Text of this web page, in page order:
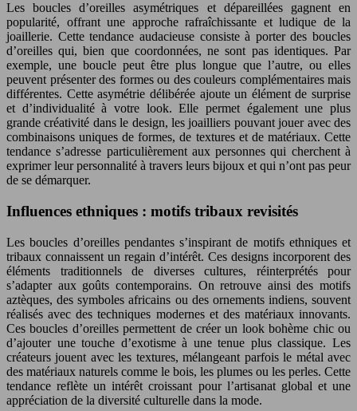
Les boucles d’oreilles asymétriques et dépareillées gagnent en
popularité, offrant une approche rafraîchissante et ludique de la
joaillerie. Cette tendance audacieuse consiste à porter des boucles
d’oreilles qui, bien que coordonnées, ne sont pas identiques. Par
exemple, une boucle peut être plus longue que l’autre, ou elles
peuvent présenter des formes ou des couleurs complémentaires mais
différentes. Cette asymétrie délibérée ajoute un élément de surprise
et d’individualité à votre look. Elle permet également une plus
grande créativité dans le design, les joailliers pouvant jouer avec des
combinaisons uniques de formes, de textures et de matériaux. Cette
tendance s’adresse particulièrement aux personnes qui cherchent à
exprimer leur personnalité à travers leurs bijoux et qui n’ont pas peur
de se démarquer.
Influences ethniques : motifs tribaux revisités
Les boucles d’oreilles pendantes s’inspirant de motifs ethniques et
tribaux connaissent un regain d’intérêt. Ces designs incorporent des
éléments traditionnels de diverses cultures, réinterprétés pour
s’adapter aux goûts contemporains. On retrouve ainsi des motifs
aztèques, des symboles africains ou des ornements indiens, souvent
réalisés avec des techniques modernes et des matériaux innovants.
Ces boucles d’oreilles permettent de créer un look bohème chic ou
d’ajouter une touche d’exotisme à une tenue plus classique. Les
créateurs jouent avec les textures, mélangeant parfois le métal avec
des matériaux naturels comme le bois, les plumes ou les perles. Cette
tendance reflète un intérêt croissant pour l’artisanat global et une
appréciation de la diversité culturelle dans la mode.